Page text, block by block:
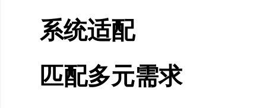
系统适配
匹配多元需求